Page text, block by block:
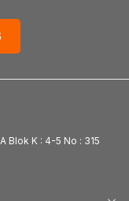
Blok K : 4-5 No : 315